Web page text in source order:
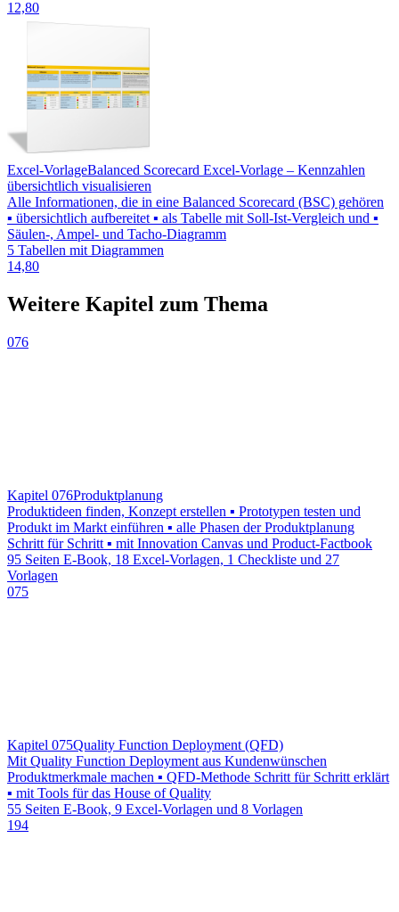
12,80
Excel-VorlageBalanced Scorecard Excel-Vorlage – Kennzahlen
übersichtlich visualisieren
Alle Informationen, die in eine Balanced Scorecard (BSC) gehören
▪ übersichtlich aufbereitet ▪ als Tabelle mit Soll-Ist-Vergleich und ▪
Säulen-, Ampel- und Tacho-Diagramm
5 Tabellen mit Diagrammen
14,80
Weitere Kapitel zum Thema
076
Kapitel 076Produktplanung
Produktideen finden, Konzept erstellen ▪ Prototypen testen und
Produkt im Markt einführen ▪ alle Phasen der Produktplanung
Schritt für Schritt ▪ mit Innovation Canvas und Product-Factbook
95 Seiten E-Book, 18 Excel-Vorlagen, 1 Checkliste und 27
Vorlagen
075
Kapitel 075Quality Function Deployment (QFD)
Mit Quality Function Deployment aus Kundenwünschen
Produktmerkmale machen ▪ QFD-Methode Schritt für Schritt erklärt
▪ mit Tools für das House of Quality
55 Seiten E-Book, 9 Excel-Vorlagen und 8 Vorlagen
194